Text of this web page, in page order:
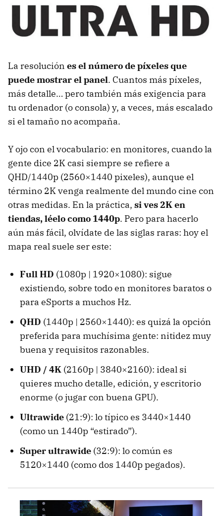
La resolución es el número de píxeles que
puede mostrar el panel. Cuantos más píxeles,
más detalle… pero también más exigencia para
tu ordenador (o consola) y, a veces, más escalado
si el tamaño no acompaña.
Y ojo con el vocabulario: en monitores, cuando la
gente dice 2K casi siempre se refiere a
QHD/1440p (2560×1440 pixeles), aunque el
término 2K venga realmente del mundo cine con
otras medidas. En la práctica, si ves 2K en
tiendas, léelo como 1440p. Pero para hacerlo
aún más fácil, olvídate de las siglas raras: hoy el
mapa real suele ser este:
Full HD (1080p | 1920×1080): sigue
existiendo, sobre todo en monitores baratos o
para eSports a muchos Hz.
QHD (1440p | 2560×1440): es quizá la opción
preferida para muchísima gente: nitidez muy
buena y requisitos razonables.
UHD / 4K (2160p | 3840×2160): ideal si
quieres mucho detalle, edición, y escritorio
enorme (o jugar con buena GPU).
Ultrawide (21:9): lo típico es 3440×1440
(como un 1440p “estirado”).
Super ultrawide (32:9): lo común es
5120×1440 (como dos 1440p pegados).